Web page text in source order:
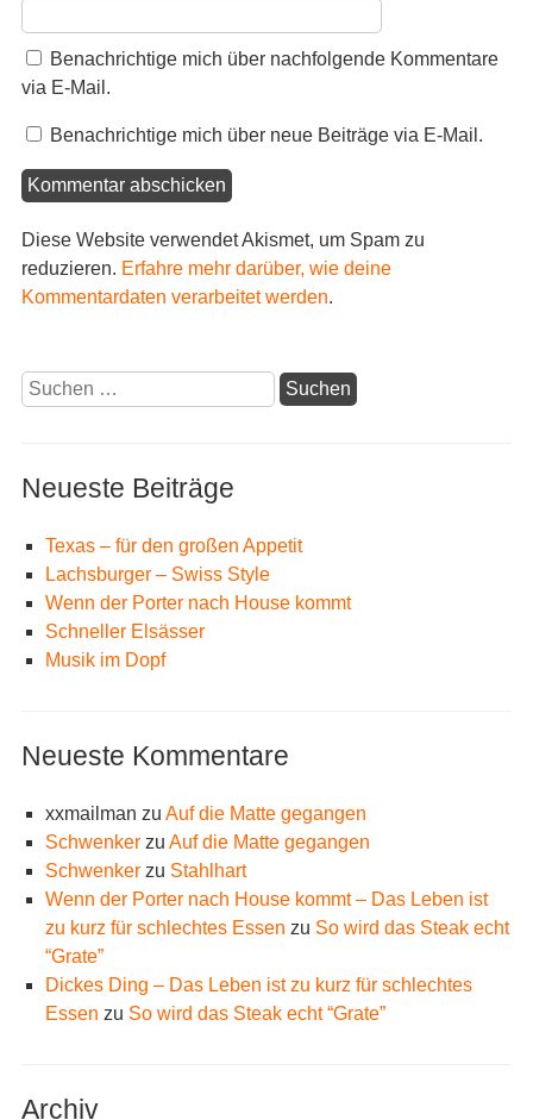
Benachrichtige mich über nachfolgende Kommentare
via E-Mail.
Benachrichtige mich über neue Beiträge via E-Mail.
Diese Website verwendet Akismet, um Spam zu
reduzieren. Erfahre mehr darüber, wie deine
Kommentardaten verarbeitet werden.
Suchen
nach:
Neueste Beiträge
Texas – für den großen Appetit
Lachsburger – Swiss Style
Wenn der Porter nach House kommt
Schneller Elsässer
Musik im Dopf
Neueste Kommentare
xxmailman zu Auf die Matte gegangen
Schwenkerzu Auf die Matte gegangen
Schwenkerzu Stahlhart
Wenn der Porter nach House kommt – Das Leben ist
zu kurz für schlechtes Essen zu So wird das Steak echt
“Grate”
Dickes Ding – Das Leben ist zu kurz für schlechtes
Essen zu So wird das Steak echt “Grate”
Archiv